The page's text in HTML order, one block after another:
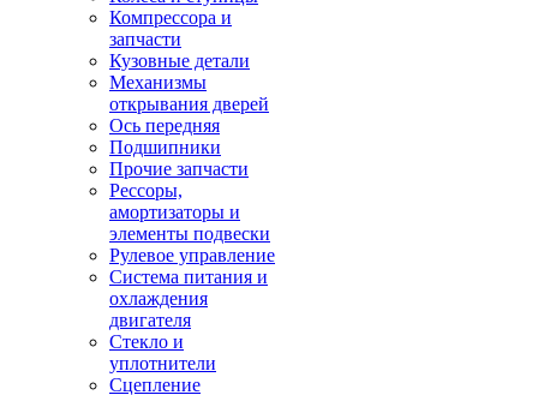
Компрессора и
запчасти
Кузовные детали
Механизмы
открывания дверей
Ось передняя
Подшипники
Прочие запчасти
Рессоры,
амортизаторы и
элементы подвески
Рулевое управление
Система питания и
охлаждения
двигателя
Стекло и
уплотнители
Сцепление